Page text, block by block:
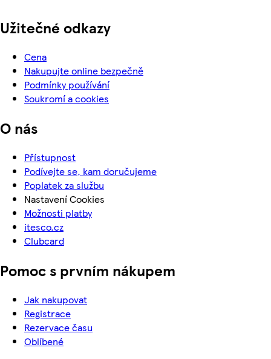
Užitečné odkazy
Cena
Nakupujte online bezpečně
Podmínky používání
Soukromí a cookies
O nás
Přístupnost
Podívejte se, kam doručujeme
Poplatek za službu
Nastavení Cookies
Možnosti platby
itesco.cz
Clubcard
Pomoc s prvním nákupem
Jak nakupovat
Registrace
Rezervace času
Oblíbené